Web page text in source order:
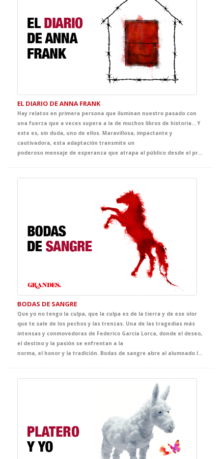
EL DIARIO DE ANNA FRANK
Hay relatos en primera persona que iluminan nuestro pasado con
una fuerza que a veces supera a la de muchos libros de historia… Y
este es, sin duda, uno de ellos. Maravillosa, impactante y
cautivadora, esta adaptación transmite un
poderoso mensaje de esperanza que atrapa al público desde el primer instante. Llena de ternura, emoción y sensibilidad, ofrece al alumnado una oportunidad única para adentrarse en la mirada de Anna, una joven vital, inteligente y curiosa, y acercarse, desde la experiencia teatral, a uno de los episodios más sobrecogedores de la historia contemporánea.
BODAS DE SANGRE
Que yo no tengo la culpa, que la culpa es de la tierra y de ese olor
que te sale de los pechos y las trenzas. Una de las tragedias más
intensas y conmovedoras de Federico García Lorca, donde el deseo,
el destino y la pasión se enfrentan a la
norma, el honor y la tradición. Bodas de sangre abre al alumnado las puertas del universo lorquiano a través de una puesta en escena de gran fuerza simbólica, cuidada al detalle y concebida para acercarles a una de las cimas de nuestro teatro. Una oportunidad única para descubrir la vigencia, la belleza y la potencia dramática de un clásico imprescindible.